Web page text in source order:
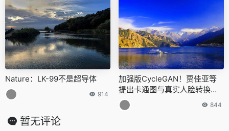
Nature：LK-99不是超导体
914
加强版CycleGAN！贾佳亚等
提出卡通图与真实人脸转换模
型，看女神突破次元壁长啥样844
暂无评论